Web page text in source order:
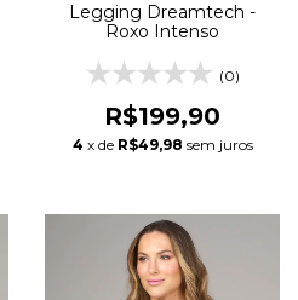
Legging Dreamtech -
Roxo Intenso
(0)
R$199,90
4 x de R$49,98 sem juros